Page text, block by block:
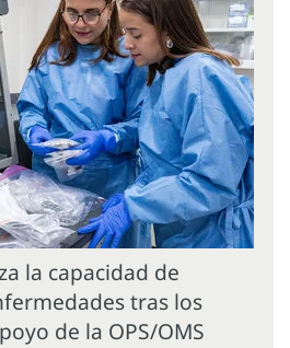
la capacidad de
tras los
de la OPS/OMS